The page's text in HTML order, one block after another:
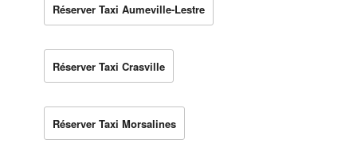
Réserver Taxi Aumeville-Lestre
Réserver Taxi Crasville
Réserver Taxi Morsalines